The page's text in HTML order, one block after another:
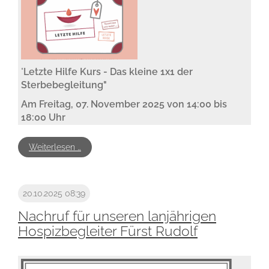
"Letzte Hilfe Kurs - Das kleine 1x1 der
Sterbebegleitung"
Am Freitag, 07. November 2025 von 14:00 bis
18:00 Uhr
Alleeweg 8, 87600 Kaufbeuren - Raum von
Caritas
schwierigen Situationen.
Wir möchten Grundwissen an die Hand geben und
ermutigen, sich Sterbenden zuzuwenden.
Im Kurs sprechen wir über die Normalität des
mögliche Beschwerden des Sterbeprozesses und
Weiterlesen …
20.10.2025 08:39
Nachruf für unseren lanjährigen
Hospizbegleiter Fürst Rudolf